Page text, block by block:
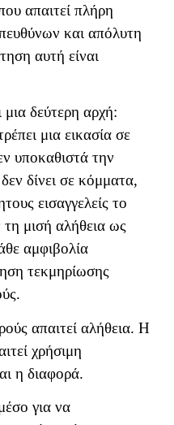
απαιτεί πλήρη
και απόλυτη
αυτή είναι
μια δεύτερη αρχή:
μια εικασία σε
υποκαθιστά την
δίνει σε κόμματα,
εισαγγελείς το
μισή αλήθεια ως
αμφιβολία
τεκμηρίωσης
απαιτεί αλήθεια. Η
χρήσιμη
η διαφορά.
για να